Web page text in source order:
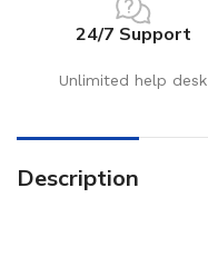
24/7 Support
Unlimited help desk
Description